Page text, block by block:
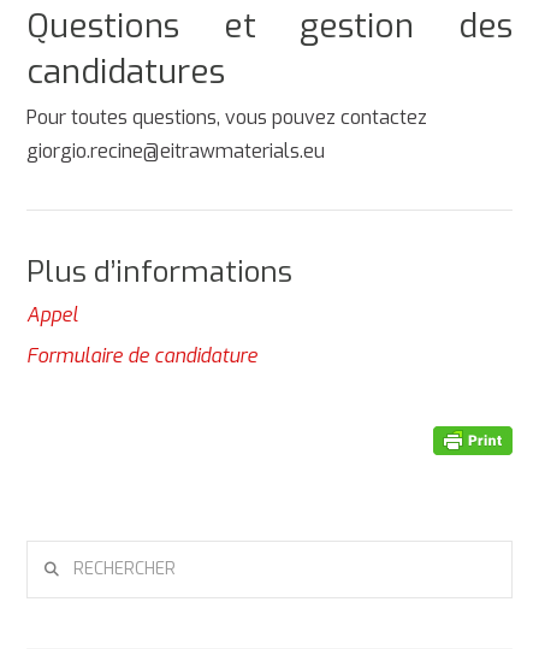
Questions et gestion des
candidatures
Pour toutes questions, vous pouvez contactez
giorgio.recine@eitrawmaterials.eu
Plus d’informations
Appel
Formulaire de candidature